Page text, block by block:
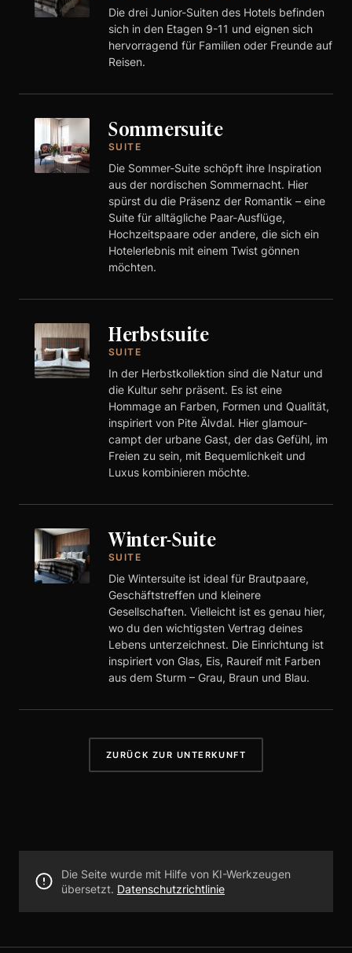
Die drei Junior-Suiten des Hotels befinden
sich in den Etagen 9-11 und eignen sich
hervorragend für Familien oder Freunde auf
Reisen.
Sommersuite
SUITE
Die Sommer-Suite schöpft ihre Inspiration
aus der nordischen Sommernacht. Hier
spürst du die Präsenz der Romantik – eine
Suite für alltägliche Paar-Ausflüge,
Hochzeitspaare oder andere, die sich ein
Hotelerlebnis mit einem Twist gönnen
möchten.
Herbstsuite
SUITE
In der Herbstkollektion sind die Natur und
die Kultur sehr präsent. Es ist eine
Hommage an Farben, Formen und Qualität,
inspiriert von Pite Älvdal. Hier glamour-
campt der urbane Gast, der das Gefühl, im
Freien zu sein, mit Bequemlichkeit und
Luxus kombinieren möchte.
Winter-Suite
SUITE
Die Wintersuite ist ideal für Brautpaare,
Geschäftstreffen und kleinere
Gesellschaften. Vielleicht ist es genau hier,
wo du den wichtigsten Vertrag deines
Lebens unterzeichnest. Die Einrichtung ist
inspiriert von Glas, Eis, Raureif mit Farben
aus dem Sturm – Grau, Braun und Blau.
ZURÜCK ZUR UNTERKUNFT
Die Seite wurde mit Hilfe von KI-Werkzeugen
übersetzt. Datenschutzrichtlinie